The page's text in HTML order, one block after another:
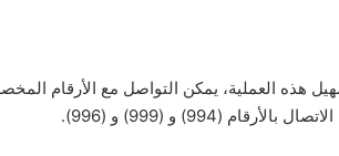
هذه العملية، يمكن التواصل مع الأرقام